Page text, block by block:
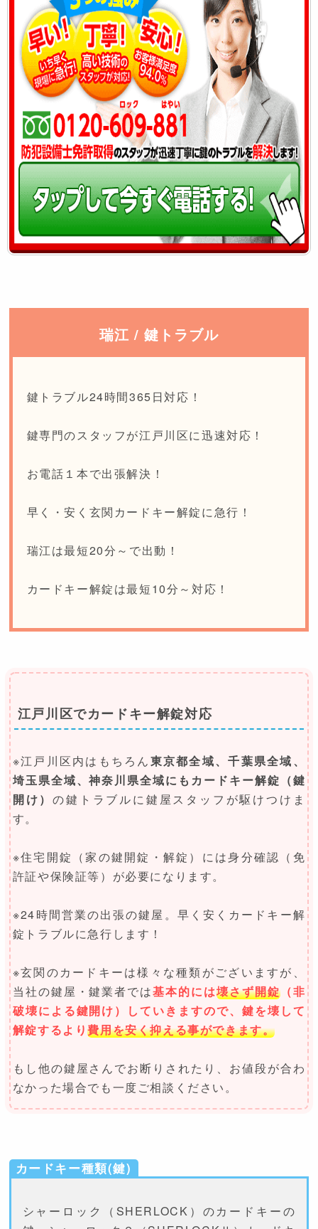
瑞江 / 鍵トラブル
鍵トラブル24時間365日対応！
鍵専門のスタッフが江戸川区に迅速対応！
お電話１本で出張解決！
早く・安く玄関カードキー解錠に急行！
瑞江は最短20分～で出動！
カードキー解錠は最短10分～対応！
江戸川区でカードキー解錠対応
※江戸川区内はもちろん東京都全域、千葉県全域、
埼玉県全域、神奈川県全域にもカードキー解錠（鍵
開け）の鍵トラブルに鍵屋スタッフが駆けつけま
す。
※住宅開錠（家の鍵開錠・解錠）には身分確認（免
許証や保険証等）が必要になります。
※24時間営業の出張の鍵屋。早く安くカードキー解
錠トラブルに急行します！
※玄関のカードキーは様々な種類がございますが、
当社の鍵屋・鍵業者では基本的には壊さず開錠（非
破壊による鍵開け）していきますので、鍵を壊して
解錠するより費用を安く抑える事ができます。
もし他の鍵屋さんでお断りされたり、お値段が合わ
なかった場合でも一度ご相談ください。
カードキー種類(鍵)
シャーロック（SHERLOCK）のカードキーの